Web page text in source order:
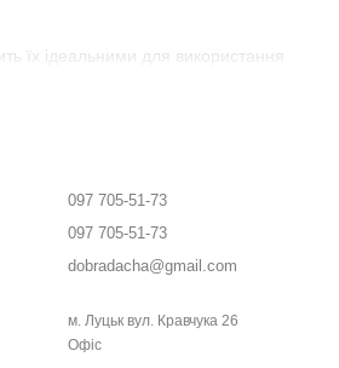
їх ідеальними для використання
для швидкого
але такі тертки часто
товщину стружки можна
097 705-51-73
097 705-51-73
dobradacha@gmail.com
м. Луцьк вул. Кравчука 26
Офіс